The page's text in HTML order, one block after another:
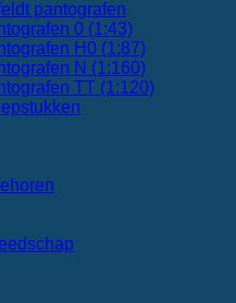
pantografen
0 (1:43)
H0 (1:87)
N (1:160)
TT (1:120)